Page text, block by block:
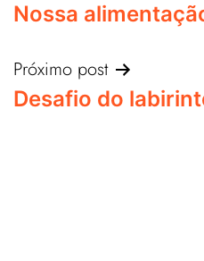
Nossa
Próximo post
Desafio do